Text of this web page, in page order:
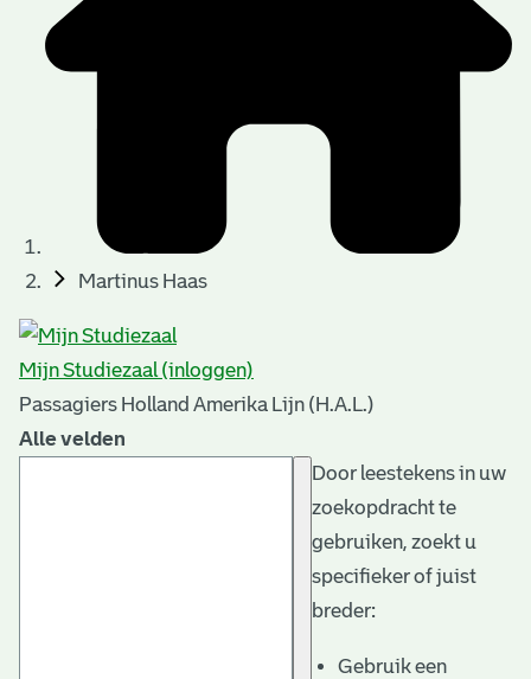
Martinus Haas
Mijn Studiezaal (inloggen)
Passagiers Holland Amerika Lijn (H.A.L.)
Alle velden
Door leestekens in uw
zoekopdracht te
gebruiken, zoekt u
specifieker of juist
breder:
Gebruik een